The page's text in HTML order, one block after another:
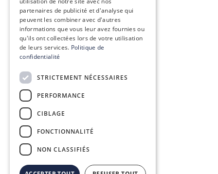
partenaires de publicité et d'analyse qui
peuvent les combiner avec d'autres
informations que vous leur avez fournies ou
qu'ils ont collectées lors de votre utilisation
de leurs services. Politique de
confidentialité
STRICTEMENT NÉCESSAIRES
PERFORMANCE
CIBLAGE
FONCTIONNALITÉ
NON CLASSIFIÉS